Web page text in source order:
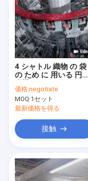
4 シャトル 織物 の 袋
の ため に 用いる 円形
価格:negotiate
MOQ:1セット
最新価格を得る
接触